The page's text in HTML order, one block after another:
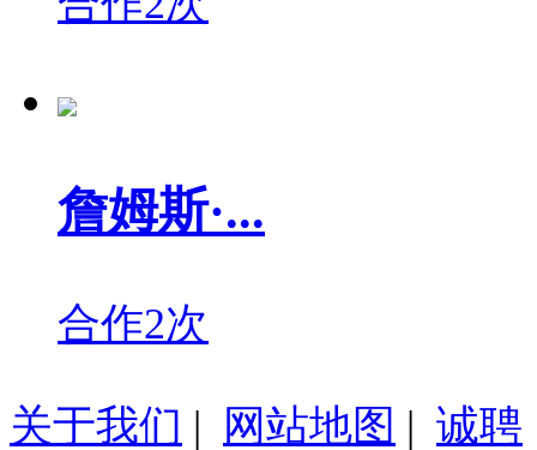
詹姆斯·...
合作2次
关于我们 | 网站地图 | 诚聘